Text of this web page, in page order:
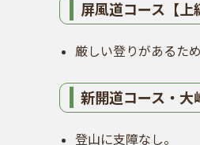
屏風道コース【上
厳しい登りがあるた
新開道コース・大
登山に支障なし。